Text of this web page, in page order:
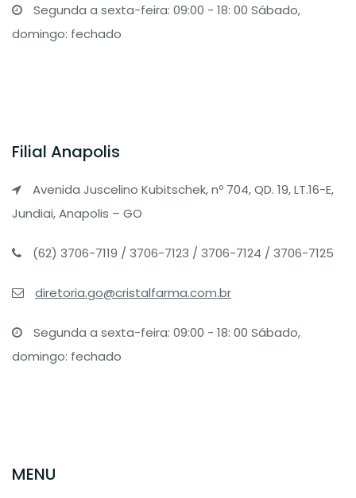
Segunda a sexta-feira: 09:00 - 18: 00 Sábado,
domingo: fechado
Filial Anapolis
Avenida Juscelino Kubitschek, nº 704, QD. 19, LT.16-E,
Jundiai, Anapolis – GO
(62) 3706-7119 / 3706-7123 / 3706-7124 / 3706-7125
diretoria.go@cristalfarma.com.br
Segunda a sexta-feira: 09:00 - 18: 00 Sábado,
domingo: fechado
MENU